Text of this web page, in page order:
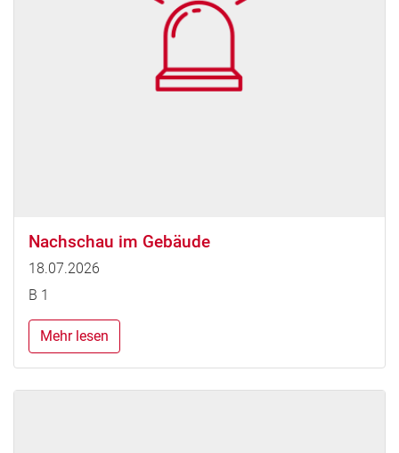
Nachschau im Gebäude
18.07.2026
B 1
Mehr lesen